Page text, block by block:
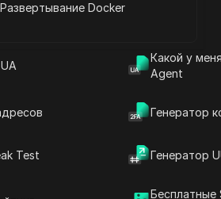
Какой у
Agent
Генератор
Test Генератор
Бесплатные
Развертывание Docker
X (Twitter)
Введение в содержание